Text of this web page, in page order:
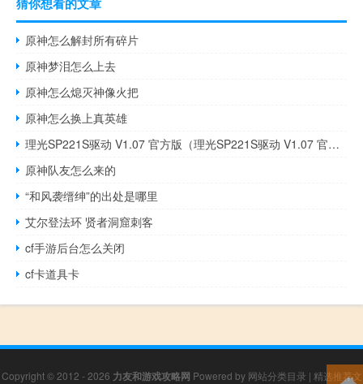
原神怎么解封所有碎片
原神梦泪怎么上去
原神怎么熄灭神像火把
原神怎么换上真英雄
理光SP221S驱动 V1.07 官方版（理光SP221S驱动 V1.07 官方版功能简介）
原神队友怎么来的
“和风袭缙绅”的出处是哪里
艾尔登法环 贤者洞窟刺客
cf手游后台怎么关闭
cf卡道具卡
Copyright © 2012 - 2026 力友和游戏攻略网 Powered by 网站分类目录 | 精选推荐文